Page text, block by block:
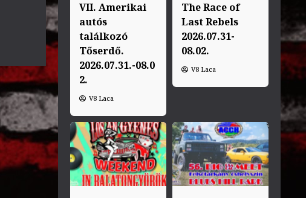
VII. Amerikai
autós
találkozó
Tőserdő.
2026.07.31.-08.0
2.
V8 Laca
The Race of
Last Rebels
2026.07.31-
08.02.
V8 Laca